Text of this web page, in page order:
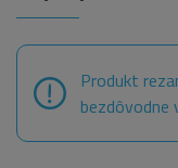
Produkt
bezdôvodne